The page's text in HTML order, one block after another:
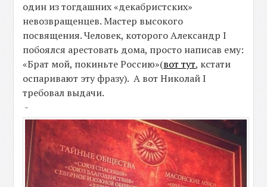
один из тогдашних «декабристских»
невозвращенцев. Мастер высокого
посвящения. Человек, которого Александр I
побоялся арестовать дома, просто написав ему:
«Брат мой, покиньте Россию»(вот тут, кстати
оспаривают эту фразу). А вот Николай I
требовал выдачи.
-